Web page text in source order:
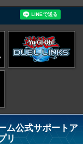
ム公式サポートア
リ